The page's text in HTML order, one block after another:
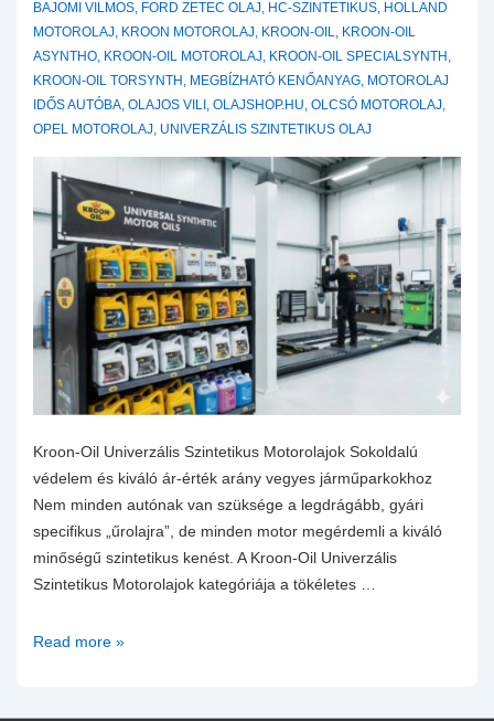
Kroon-
Oil
5W-
40-
et
BAJOMI VILMOS, FORD ZETEC OLAJ, HC-SZINTETIKUS, HOLLAND
MOTOROLAJ, KROON MOTOROLAJ, KROON-OIL, KROON-OIL
ASYNTHO, KROON-OIL MOTOROLAJ, KROON-OIL SPECIALSYNTH ,
KROON-OIL TORSYNTH , MEGBÍZHATÓ KENŐANYAG, MOTOROLAJ
IDŐS AUTÓBA, OLAJOS VILI , OLAJSHOP.HU, OLCSÓ MOTOROLAJ,
OPEL MOTOROLAJ, UNIVERZÁLIS SZINTETIKUS OLAJ
Kroon-Oil Univerzális Szintetikus Motorolajok Sokoldalú
védelem és kiváló ár-érték arány vegyes járműparkokhoz
Nem minden autónak van szüksége a legdrágább, gyári
specifikus „űrolajra”, de minden motor megérdemli a kiváló
minőségű szintetikus kenést. A Kroon-Oil Univerzális
Szintetikus Motorolajok kategóriája a tökéletes …
Kroon-
Read more »